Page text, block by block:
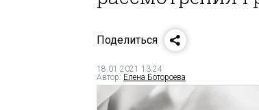
Поделиться
18.01.2021 13:24
Автор: Елена Ботороева